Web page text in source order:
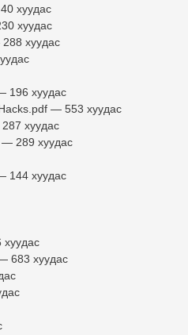
хуудас
хуудас
хуудас
196 хуудас
— 553 хуудас
хуудас
— 289 хуудас
144 хуудас
683 хуудас